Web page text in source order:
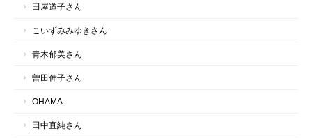
田屋道子さん
こいずみみゆきさん
青木郁美さん
曽田伸子さん
OHAMA
田中直純さん